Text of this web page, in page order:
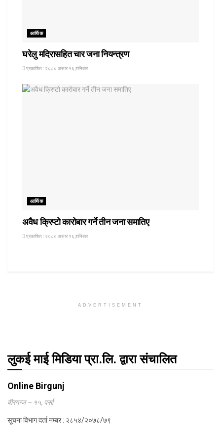
आर्थिक
घरेलु मदिरासहित चार जना नियन्त्रण
प्रकाशित : २०८० असार १६,शनिबार
आर्थिक
अवैध क्रिप्टो कारोबार गर्ने तीन जना समातिए
प्रकाशित : २०८० असार १६,शनिबार
ADVERTISEMENT
लुकई माई मिडिया प्रा.लि. द्वारा संचालित
Online Birgunj
वीरगन्ज – १५, पर्सा
सूचना विभाग दर्ता नम्बर : २८५४/२०७८/७९